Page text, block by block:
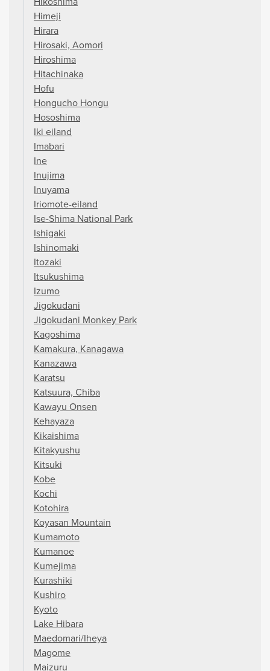
Himeji
Hirara
Hirosaki, Aomori
Hiroshima
Hitachinaka
Hofu
Hongucho Hongu
Hososhima
Iki eiland
Imabari
Ine
Inujima
Inuyama
Iriomote-eiland
Ise-Shima National Park
Ishigaki
Ishinomaki
Itozaki
Itsukushima
Izumo
Jigokudani
Jigokudani Monkey Park
Kagoshima
Kamakura, Kanagawa
Kanazawa
Karatsu
Katsuura, Chiba
Kawayu Onsen
Kehayaza
Kikaishima
Kitakyushu
Kitsuki
Kobe
Kochi
Kotohira
Koyasan Mountain
Kumamoto
Kumanoe
Kumejima
Kurashiki
Kushiro
Kyoto
Lake Hibara
Maedomari/Iheya
Magome
Maizuru